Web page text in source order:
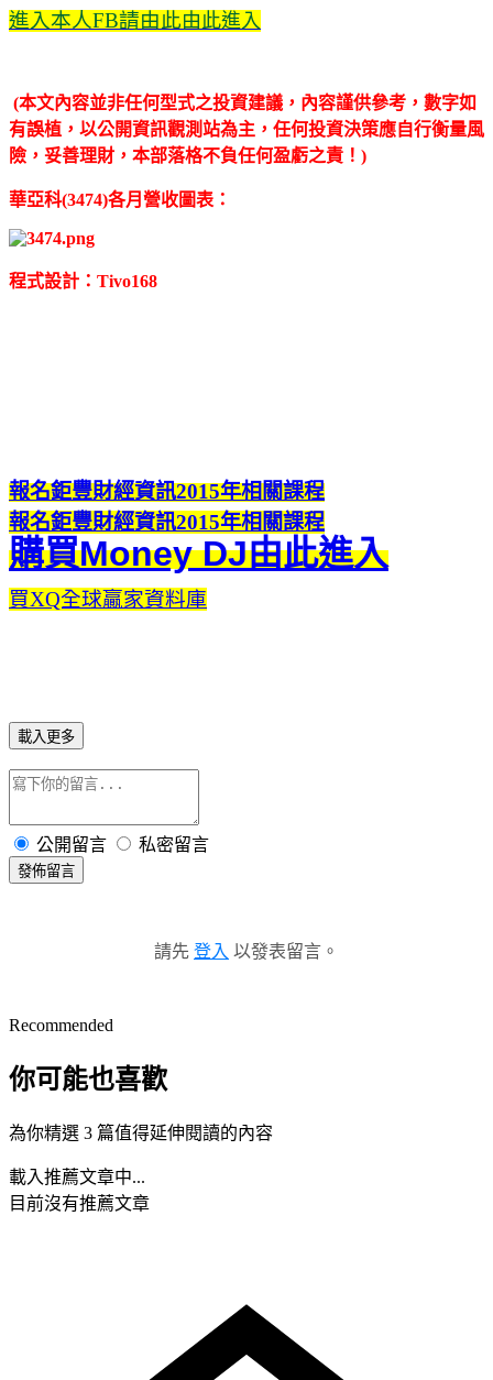
進入本人FB請由此由此進入
(本文內容並非任何型式之投資建議，內容謹供參考，數字如
有誤植，以公開資訊觀測站為主，任何投資決策應自行衡量風
險，妥善理財，本部落格不負任何盈虧之責！)
華亞科(3474)各月營收圖表：
程式設計：Tivo168
報名鉅豐財經資訊2015年相關課程
報名鉅豐財經資訊2015年相關課程
購買Money DJ由此進入
買XQ全球贏家資料庫
載入更多
公開留言 私密留言
發佈留言
請先 登入 以發表留言。
Recommended
你可能也喜歡
為你精選 3 篇值得延伸閱讀的內容
載入推薦文章中...
目前沒有推薦文章